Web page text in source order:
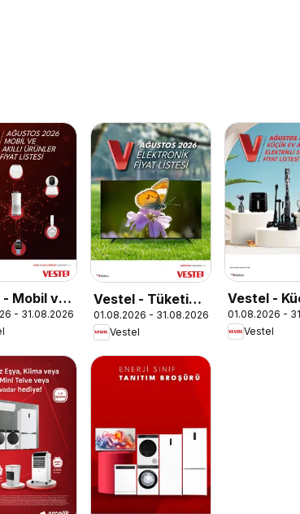
Mobil ve
- 31.08.2026
Vestel - Tüketici
Elektroniği
01.08.2026 - 31.08.2026
Vestel
Vestel -
Aletleri
01.08.2026 -
Vestel